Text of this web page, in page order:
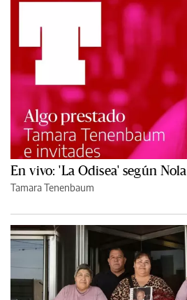
En vivo: 'La Odisea' según
Tamara Tenenbaum